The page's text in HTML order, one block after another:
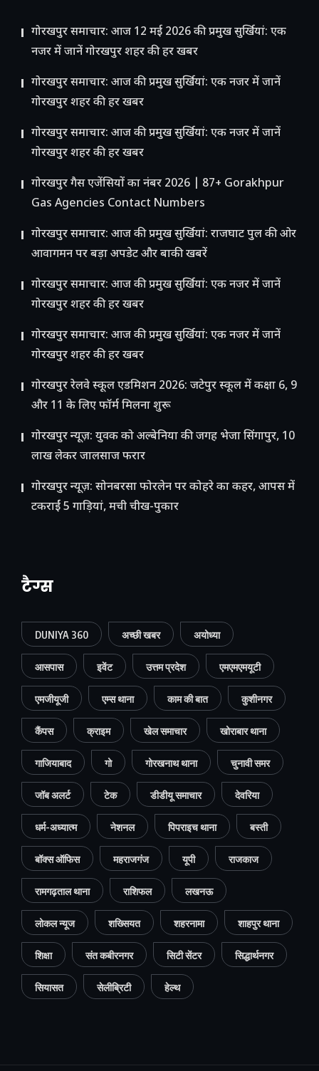
गोरखपुर समाचार: आज 12 मई 2026 की प्रमुख सुर्खियां: एक
नजर में जानें गोरखपुर शहर की हर खबर
गोरखपुर समाचार: आज की प्रमुख सुर्खियां: एक नजर में जानें
गोरखपुर शहर की हर खबर
गोरखपुर समाचार: आज की प्रमुख सुर्खियां: एक नजर में जानें
गोरखपुर शहर की हर खबर
गोरखपुर गैस एजेंसियों का नंबर 2026 | 87+ Gorakhpur
Gas Agencies Contact Numbers
गोरखपुर समाचार: आज की प्रमुख सुर्खियां: राजघाट पुल की ओर
आवागमन पर बड़ा अपडेट और बाकी खबरें
गोरखपुर समाचार: आज की प्रमुख सुर्खियां: एक नजर में जानें
गोरखपुर शहर की हर खबर
गोरखपुर समाचार: आज की प्रमुख सुर्खियां: एक नजर में जानें
गोरखपुर शहर की हर खबर
गोरखपुर रेलवे स्कूल एडमिशन 2026: जटेपुर स्कूल में कक्षा 6, 9
और 11 के लिए फॉर्म मिलना शुरू
गोरखपुर न्यूज़: युवक को अल्बेनिया की जगह भेजा सिंगापुर, 10
लाख लेकर जालसाज फरार
गोरखपुर न्यूज़: सोनबरसा फोरलेन पर कोहरे का कहर, आपस में
टकराईं 5 गाड़ियां, मची चीख-पुकार
टैग्स
DUNIYA 360 अच्छी खबर अयोध्या
आसपास इवेंट उत्तम प्रदेश एमएमएमयूटी
एमजीयूजी एम्स थाना काम की बात कुशीनगर
कैंपस क्राइम खेल समाचार खोराबार थाना
गाजियाबाद गो गोरखनाथ थाना चुनावी समर
जॉब अलर्ट टेक डीडीयू समाचार देवरिया
धर्म-अध्यात्म नेशनल पिपराइच थाना बस्ती
बॉक्स ऑफिस महराजगंज यूपी राजकाज
रामगढ़ताल थाना राशिफल लखनऊ
लोकल न्यूज शख्सियत शहरनामा शाहपुर थाना
शिक्षा संत कबीरनगर सिटी सेंटर सिद्धार्थनगर
सियासत सेलीब्रिटी हेल्थ